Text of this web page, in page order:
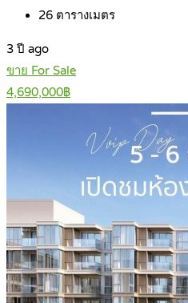
26 ตารางเมตร
3 ปี ago
ขาย For Sale
4,690,000฿